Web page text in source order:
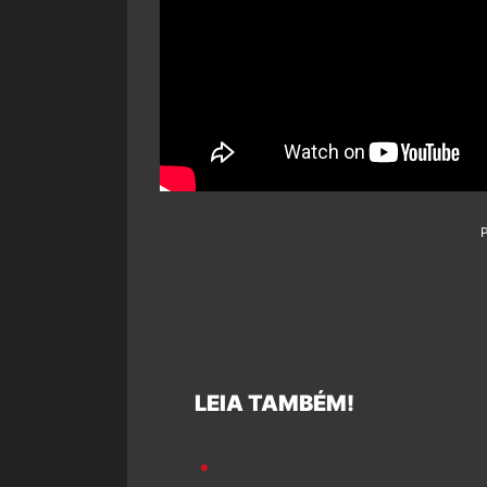
LEIA TAMBÉM!